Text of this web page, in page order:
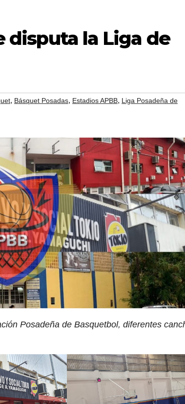
disputa la Liga de
, Básquet Posadas, Estadios APBB, Liga Posadeña de
Posadeña de Basquetbol, diferentes